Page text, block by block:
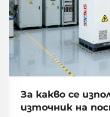
За какво се
източник на